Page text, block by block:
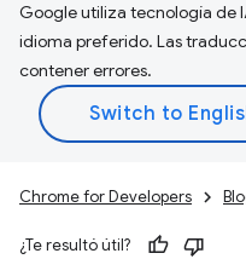
Google utiliza tecnología de
idioma preferido. Las
contener errores.
Chrome for Developers
¿Te resultó útil?